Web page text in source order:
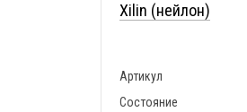
Xilin (нейлон)
Артикул
Состояние